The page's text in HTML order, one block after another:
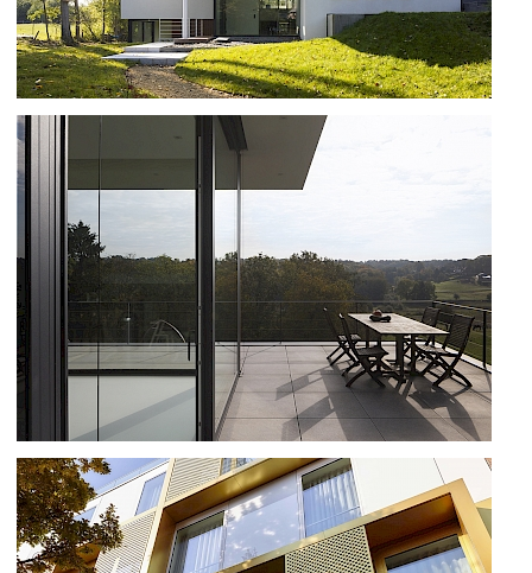
MAISON NOUVELLE CONSTRUCTION
À CHASTRE
RENOVATION MAISON À GENVAL